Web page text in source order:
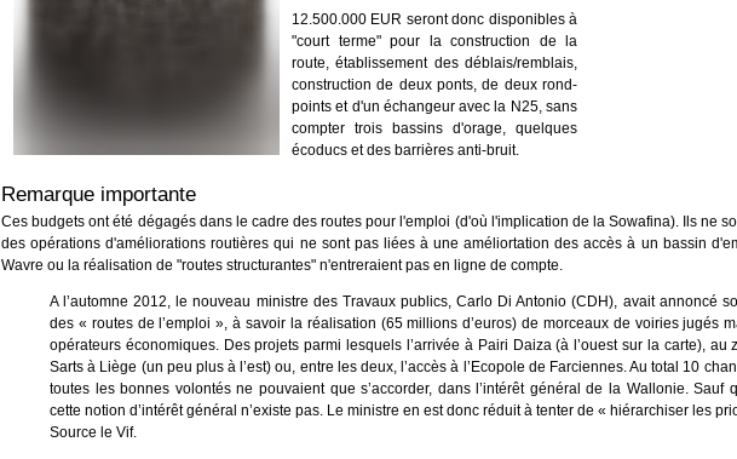
12.500.000 EUR seront donc disponibles à
"court terme" pour la construction de la
route, établissement des déblais/remblais,
construction de deux ponts, de deux rond-
points et d'un échangeur avec la N25, sans
compter trois bassins d'orage, quelques
écoducs et des barrières anti-bruit.
Remarque importante
Ces budgets ont été dégagés dans le cadre des routes pour l'emploi (d'où l'implication de la Sowafina). Ils ne
des opérations d'améliorations routières qui ne sont pas liées à une améliortation des accès à un bassin
Wavre ou la réalisation de "routes structurantes" n'entreraient pas en ligne de compte.
A l’automne 2012, le nouveau ministre des Travaux publics, Carlo Di Antonio (CDH), avait annoncé
des « routes de l’emploi », à savoir la réalisation (65 millions d’euros) de morceaux de voiries jugés
opérateurs économiques. Des projets parmi lesquels l’arrivée à Pairi Daiza (à l’ouest sur la carte), au
Sarts à Liège (un peu plus à l’est) ou, entre les deux, l’accès à l’Ecopole de Farciennes. Au total 10
toutes les bonnes volontés ne pouvaient que s’accorder, dans l’intérêt général de la Wallonie. Sauf
cette notion d’intérêt général n’existe pas. Le ministre en est donc réduit à tenter de « hiérarchiser les
Source le Vif.